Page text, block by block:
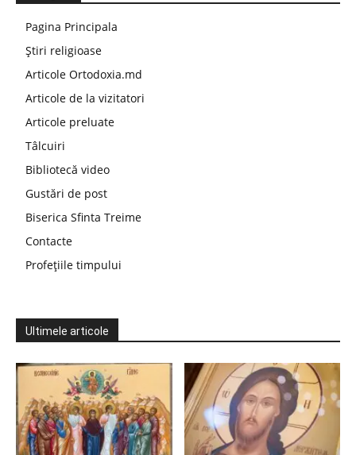
Pagina Principala
Știri religioase
Articole Ortodoxia.md
Articole de la vizitatori
Articole preluate
Tâlcuiri
Bibliotecă video
Gustări de post
Biserica Sfinta Treime
Contacte
Profețiile timpului
Ultimele articole